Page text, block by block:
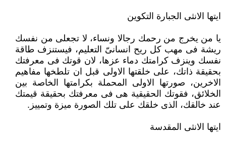
ايتها الانثى الجبارة التكوين
يا من يخرج من رحمك رجالا ونساء، لا تجعلى من نفسك
ريشة فى مهب كل ريح انسانىّ التعليم، فيستنزف طاقة
نفسك وينزف كرامتك دماء عزها، لان قوتك فى معرفتك
بحقيقة ذاتك، على خلقتها الاولى قبل ان تلطخها مفاهيم
الاخرين، صورتها الاولى المحملة بكرامتها الخاصة بين
الخلائق، فقوتك الحقيقية هى فى معرفتك بحقيقة قيمتك
عند خالقك، الذى خلقك على تلك الصورة ميزة وتمييز.
ايتها الانثى المقدسة